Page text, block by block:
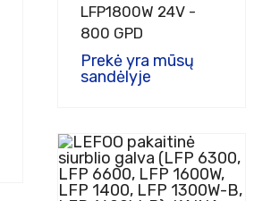
LFP1800W 24V -
800 GPD
Prekė yra mūsų
sandėlyje